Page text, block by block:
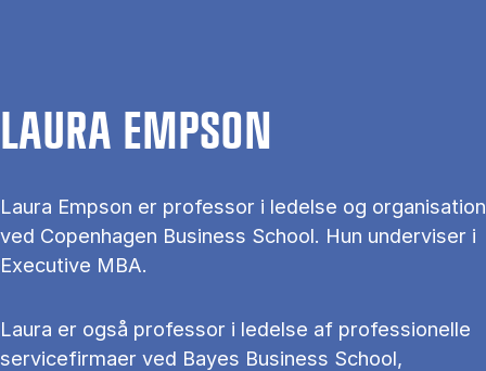
LAURA EMPSON
Laura Empson er professor i ledelse og organisation
ved Copenhagen Business School. Hun underviser i
Executive MBA.
Laura er også professor i ledelse af professionelle
servicefirmaer ved Bayes Business School,